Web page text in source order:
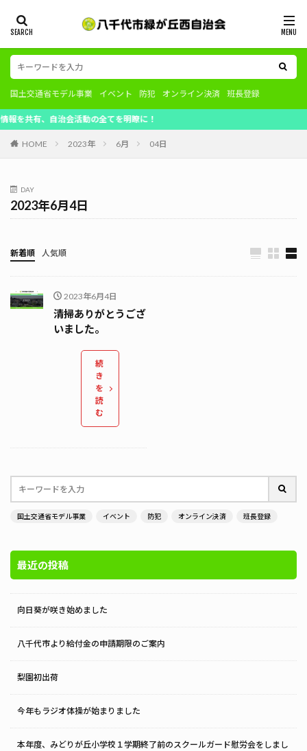
国土交通省モデル事業 イベント 防犯 オンライン決済 班長登録
有、自治会活動の全てを明瞭に！
HOME 2023年 6月 04日
DAY
2023年6月4日
新着順 人気順
2023年6月4日
清掃ありがとうござ
いました。
続
き
を
読
む
国土交通省モデル事業 イベント 防犯 オンライン決済 班長登録
最近の投稿
向日葵が咲き始めました
八千代市より給付金の申請期限のご案内
梨園初出荷
今年もラジオ体操が始まりました
本年度、みどりが丘小学校１学期終了前のスクールガード慰労会をしまし